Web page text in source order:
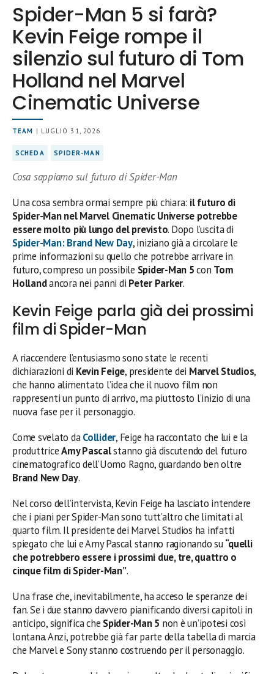
Spider-Man 5 si farà?
Kevin Feige rompe il
silenzio sul futuro di Tom
Holland nel Marvel
Cinematic Universe
TEAM | LUGLIO 31, 2026
SCHEDA SPIDER-MAN
Cosa sappiamo sul futuro di Spider-Man
Una cosa sembra ormai sempre più chiara: il futuro di
Spider-Man nel Marvel Cinematic Universe potrebbe
essere molto più lungo del previsto. Dopo l’uscita di
Spider-Man: Brand New Day, iniziano già a circolare le
prime informazioni su quello che potrebbe arrivare in
futuro, compreso un possibile Spider-Man 5con Tom
Hollandancora nei panni di Peter Parker.
Kevin Feige parla già dei prossimi
film di Spider-Man
A riaccendere l’entusiasmo sono state le recenti
dichiarazioni di Kevin Feige, presidente dei Marvel Studios,
che hanno alimentato l’idea che il nuovo film non
rappresenti un punto di arrivo, ma piuttosto l’inizio di una
nuova fase per il personaggio.
Come svelato daCollider, Feige ha raccontato che lui e la
produttriceAmy Pascalstanno già discutendo del futuro
cinematografico dell’Uomo Ragno, guardando ben oltre
Brand New Day.
Nel corso dell’intervista, Kevin Feige ha lasciato intendere
che i piani per Spider-Man sono tutt’altro che limitati al
quarto film. Il presidente dei Marvel Studios ha infatti
spiegato che lui e Amy Pascal stanno ragionando su“quelli
che potrebbero essere i prossimi due, tre, quattro o
cinque film di Spider-Man”.
Una frase che, inevitabilmente, ha acceso le speranze dei
fan. Se i due stanno davvero pianificando diversi capitoli in
anticipo, significa che Spider-Man 5 non è un’ipotesi così
lontana. Anzi, potrebbe già far parte della tabella di marcia
che Marvel e Sony stanno costruendo per il personaggio.